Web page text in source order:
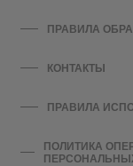
ПРАВИЛА
КОНТАКТЫ
ПРАВИЛА
ПОЛИТИКА